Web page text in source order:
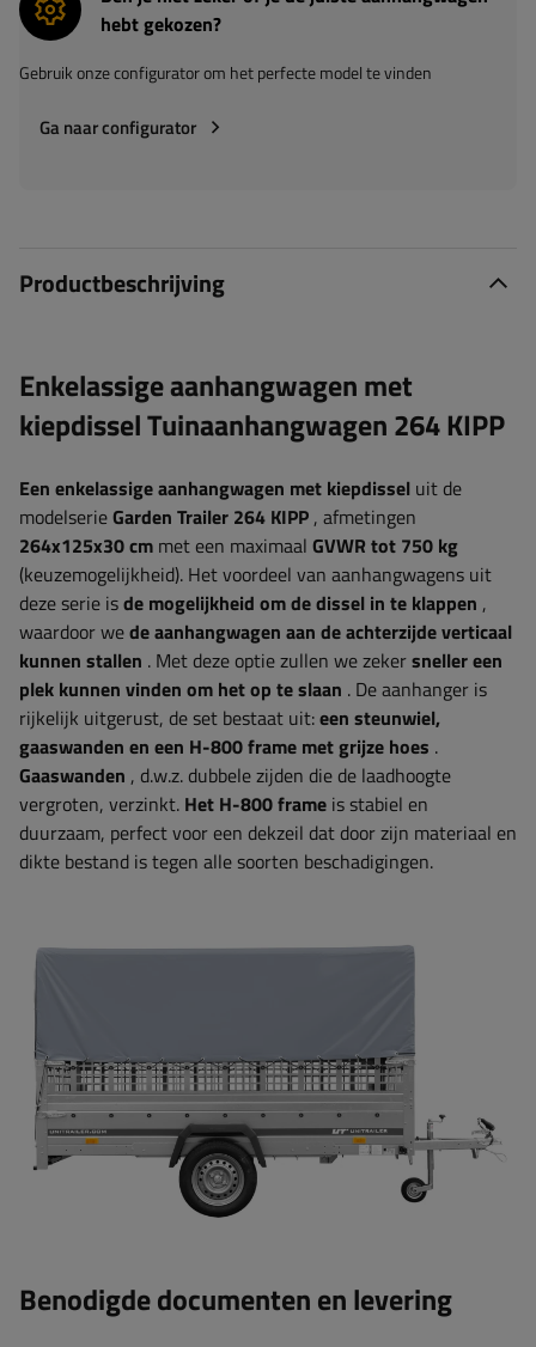
hebt gekozen?
Gebruik onze configurator om het perfecte model te vinden
Ga naar configurator
Productbeschrijving
Enkelassige aanhangwagen met
kiepdissel Tuinaanhangwagen 264 KIPP
Een enkelassige aanhangwagen met kiepdissel uit de
modelserieGarden Trailer 264 KIPP , afmetingen
264x125x30 cm met een maximaal GVWR tot 750 kg
(keuzemogelijkheid). Het voordeel van aanhangwagens uit
deze serie isde mogelijkheid om de dissel in te klappen ,
waardoor wede aanhangwagen aan de achterzijde verticaal
kunnen stallen . Met deze optie zullen we zekersneller een
plek kunnen vinden om het op te slaan . De aanhanger is
rijkelijk uitgerust, de set bestaat uit:een steunwiel,
gaaswanden en een H-800 frame met grijze hoes .
Gaaswanden , d.w.z. dubbele zijden die de laadhoogte
vergroten, verzinkt. Het H-800 frame is stabiel en
duurzaam, perfect voor een dekzeil dat door zijn materiaal en
dikte bestand is tegen alle soorten beschadigingen.
Benodigde documenten en levering